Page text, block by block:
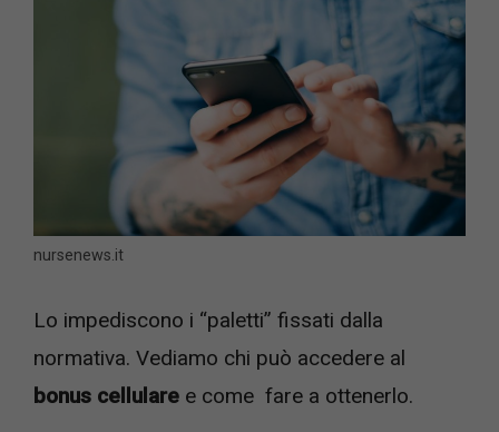
nursenews.it
Lo impediscono i “paletti” fissati dalla
normativa. Vediamo chi può accedere al
bonus cellulare e come fare a ottenerlo.